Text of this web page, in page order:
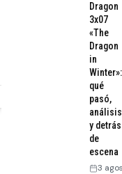
Dragon
3x07
«The
Dragon
in
Winter»:
qué
pasó,
análisis
y detrás
de
escena
3